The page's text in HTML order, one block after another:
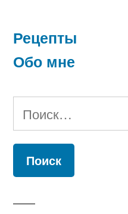
Рецепты
Обо мне
Найти: